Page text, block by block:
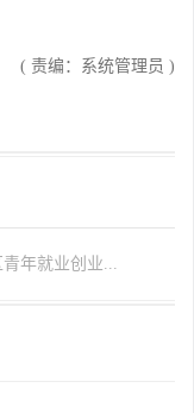
( 责编：系统管理员 )
年就业创业...